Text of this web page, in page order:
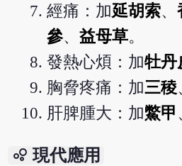
經痛：加延胡索、
參、益母草。
發熱心煩：加牡丹
胸脅疼痛：加三稜
肝脾腫大：加鱉甲
bubble_chart 現代應用